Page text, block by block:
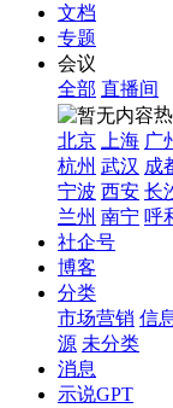
文档
专题
会议
全部 直播间
北京
上海 广
杭州 武汉 成
宁波 西安 长
兰州 南宁 呼
社企号
博客
分类
市场营销 信
源 未分类
消息
示说GPT